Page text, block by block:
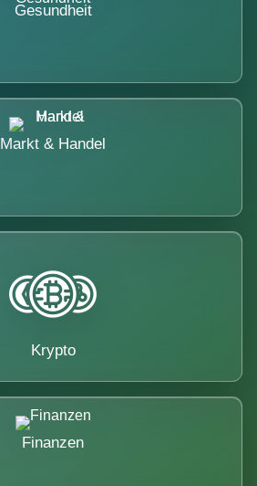
Gesundheit
Markt & Handel
Krypto
Finanzen